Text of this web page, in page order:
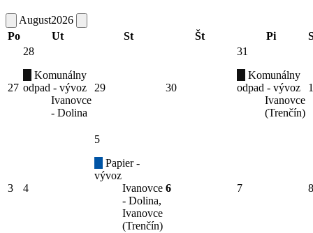
August2026
Po
Ut St Št Pi
27
28
Komunálny
odpad - vývoz
Ivanovce
- Dolina
29 30
31
Komunálny
odpad - vývoz
Ivanovce
(Trenčín)
1
3 4
5
Papier -
vývoz
Ivanovce
- Dolina,
Ivanovce
(Trenčín)
6 7 8